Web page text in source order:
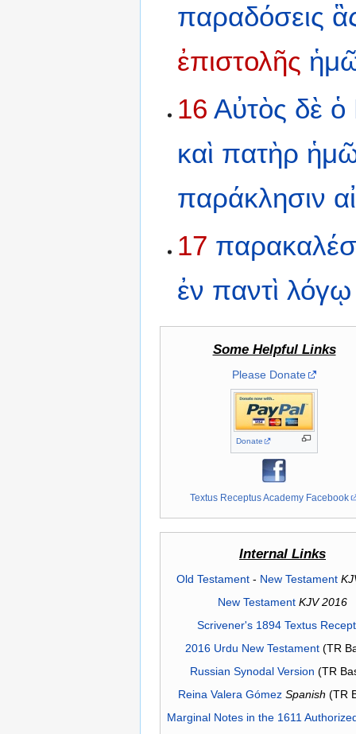
παραδόσεις
ἐπιστολῆς
16 Αὐτὸς δὲ ὁ
καὶ πατὴρ
παράκλησιν
17
ἐν παντὶ λόγῳ
Some Helpful Links
Please Donate
Donate
Textus Receptus Academy Facebook
Internal Links
Old Testament- New Testament
New Testament KJV 2016
Scrivener's 1894 Textus
2016 Urdu New Testament(TR
Russian Synodal Version (TR
Reina Valera Gómez Spanish (TR
Marginal Notes in the 1611